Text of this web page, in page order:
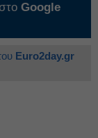
Google
Euro2day.gr